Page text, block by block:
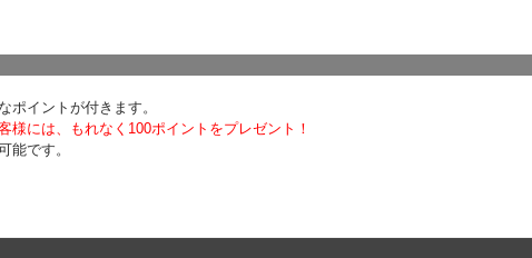
ポイントが付きます。
様には、もれなく100ポイントをプレゼント！
能です。